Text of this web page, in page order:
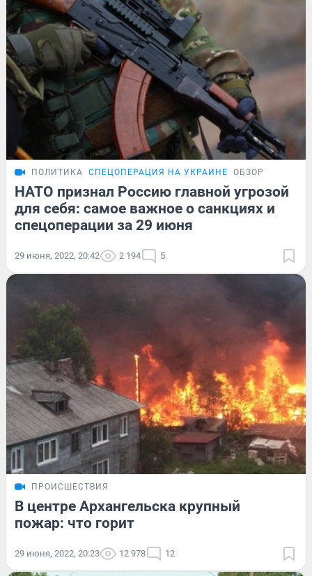
ПОЛИТИКА СПЕЦОПЕРАЦИЯ НА УКРАИНЕ ОБЗОР
НАТО признал Россию главной угрозой
для себя: самое важное о санкциях и
спецоперации за 29 июня
29 июня, 2022, 20:42 2 194 5
ПРОИСШЕСТВИЯ
В центре Архангельска крупный
пожар: что горит
29 июня, 2022, 20:23 12 978 12